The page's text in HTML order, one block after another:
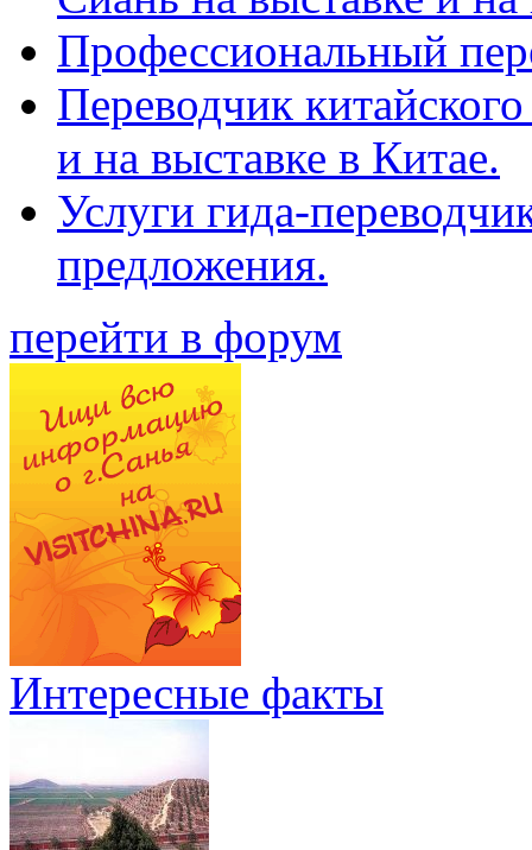
Профессиональный
Переводчик
и на выставке в Китае.
Услуги гида-
предложения.
перейти в форум
Интересные факты